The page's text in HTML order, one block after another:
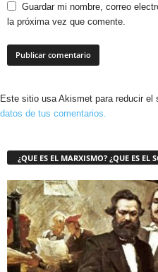
Guardar mi nombre, correo
la próxima vez que comente.
Este sitio usa Akismet para reducir el
datos de tus comentarios.
¿QUE ES EL MARXISMO? ¿QUE ES EL